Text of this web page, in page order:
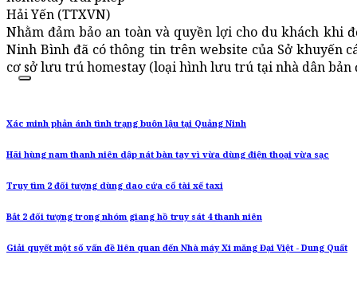
Hải Yến (TTXVN)
Nhằm đảm bảo an toàn và quyền lợi cho du khách khi
Ninh Bình đã có thông tin trên website của Sở khuyến
cơ sở lưu trú homestay (loại hình lưu trú tại nhà dân
Xác minh phản ánh tình trạng buôn lậu tại Quảng Ninh
Hãi hùng nam thanh niên dập nát bàn tay vì vừa dùng điện thoại vừa sạc
Truy tìm 2 đối tượng dùng dao cứa cổ tài xế taxi
Bắt 2 đối tượng trong nhóm giang hồ truy sát 4 thanh niên
Giải quyết một số vấn đề liên quan đến Nhà máy Xi măng Đại Việt - Dung Quất